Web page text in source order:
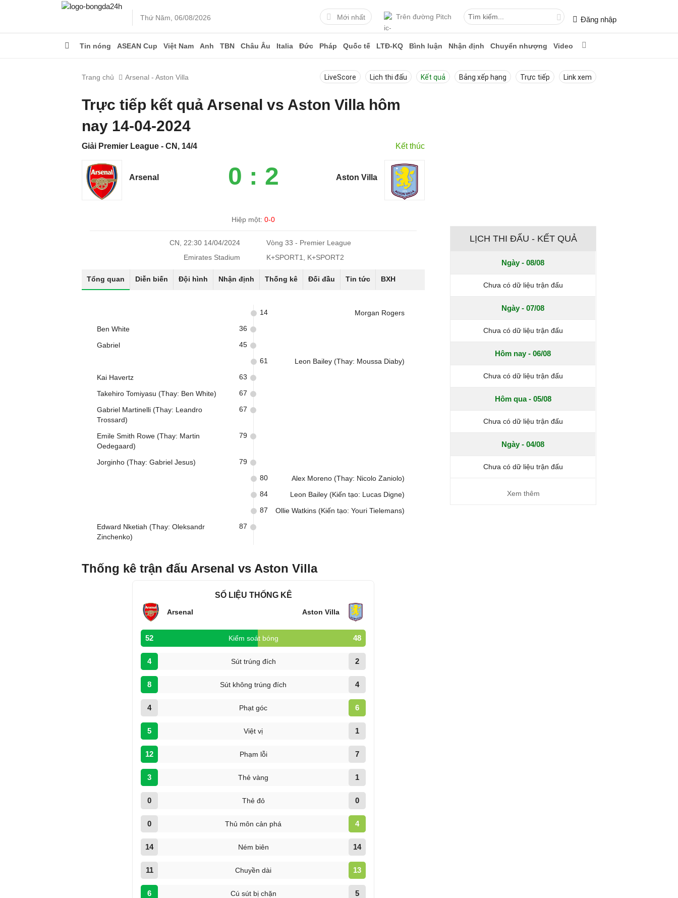
Thứ Năm, 06/08/2026 Mới nhất Trên đường Pitch Đăng nhập
Tin nóng ASEAN Cup Việt Nam Anh TBN Châu Âu Italia Đức Pháp Quốc tế LTĐ-KQ Bình luận Nhận định Chuyển nhượng Video
Trang chủ Arsenal - Aston Villa LiveScore Lịch thi đấu Kết quả Bảng xếp hạng Trực tiếp Link xem
Trực tiếp kết quả Arsenal vs Aston Villa hôm
nay 14-04-2024
Giải Premier League - CN, 14/4 Kết thúc
Arsenal 0 : 2 Aston Villa
Hiệp một:0-0
CN, 22:30 14/04/2024
Vòng 33 - Premier League
Emirates Stadium
K+SPORT1, K+SPORT2
Tổng quan Diễn biến Đội hình Nhận định Thống kê Đối đầu Tin tức BXH
Morgan Rogers
14
Ben White 36
Gabriel 45
Leon Bailey (Thay: Moussa Diaby)
61
Kai Havertz 63
Takehiro Tomiyasu (Thay: Ben White) 67
Gabriel Martinelli (Thay: Leandro
Trossard)
67
Emile Smith Rowe (Thay: Martin
Oedegaard)
79
Jorginho (Thay: Gabriel Jesus) 79
Alex Moreno (Thay: Nicolo Zaniolo)
80
Leon Bailey (Kiến tạo: Lucas Digne)
84
Ollie Watkins (Kiến tạo: Youri Tielemans)
87
Edward Nketiah (Thay: Oleksandr
Zinchenko)
87
Thống kê trận đấu Arsenal vs Aston Villa
SỐ LIỆU THỐNG KÊ
Arsenal Aston Villa
52 Kiểm soát bóng 48
4 Sút trúng đích 2
8 Sút không trúng đích 4
4 Phạt góc 6
5 Việt vị 1
12 Phạm lỗi 7
3 Thẻ vàng 1
0 Thẻ đỏ 0
0 Thủ môn cản phá 4
14 Ném biên 14
11 Chuyền dài 13
6 Cú sút bị chặn 5
LỊCH THI ĐẤU - KẾT QUẢ
Ngày - 08/08
Chưa có dữ liệu trận đấu
Ngày - 07/08
Chưa có dữ liệu trận đấu
Hôm nay - 06/08
Chưa có dữ liệu trận đấu
Hôm qua - 05/08
Chưa có dữ liệu trận đấu
Ngày - 04/08
Chưa có dữ liệu trận đấu
Xem thêm